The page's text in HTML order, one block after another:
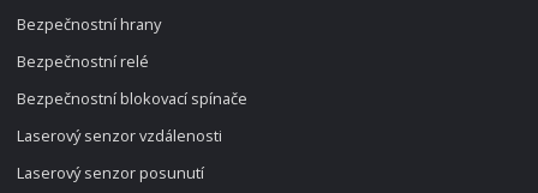
Bezpečnostní hrany
Bezpečnostní relé
Bezpečnostní blokovací spínače
Laserový senzor vzdálenosti
Laserový senzor posunutí